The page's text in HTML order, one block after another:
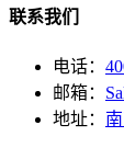
联系我们
电话：
邮箱：
地址：